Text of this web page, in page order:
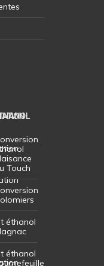
Touch
éthanol
éthanol